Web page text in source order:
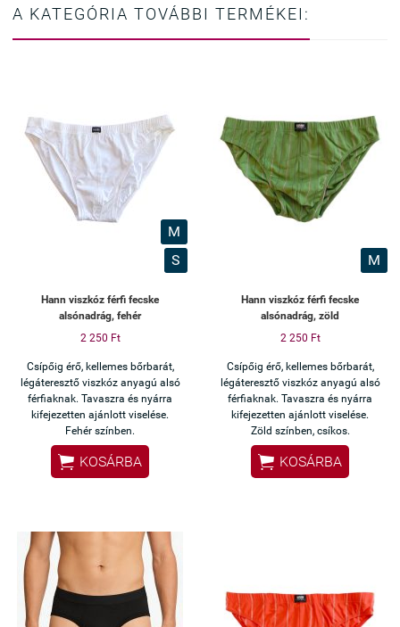
A KATEGÓRIA TOVÁBBI TERMÉKEI:
M
S
Hann viszkóz férfi fecske
alsónadrág, fehér
2 250 Ft
Csípőig érő, kellemes bőrbarát,
légáteresztő viszkóz anyagú alsó
férfiaknak. Tavaszra és nyárra
kifejezetten ajánlott viselése.
Fehér színben.
 KOSÁRBA
M
Hann viszkóz férfi fecske
alsónadrág, zöld
2 250 Ft
Csípőig érő, kellemes bőrbarát,
légáteresztő viszkóz anyagú alsó
férfiaknak. Tavaszra és nyárra
kifejezetten ajánlott viselése.
Zöld színben, csíkos.
 KOSÁRBA